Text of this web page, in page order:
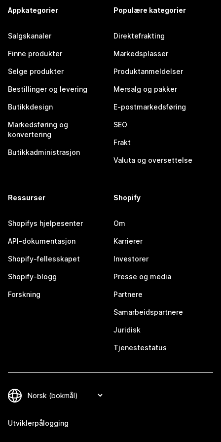
Appkategorier
Salgskanaler
Finne produkter
Selge produkter
Bestillinger og levering
Butikkdesign
Markedsføring og
konvertering
Butikkadministrasjon
Populære kategorier
Direktefrakting
Markedsplasser
Produktanmeldelser
Mersalg og pakker
E-postmarkedsføring
SEO
Frakt
Valuta og oversettelse
Ressurser
Shopifys hjelpesenter
API-dokumentasjon
Shopify-fellesskapet
Shopify-blogg
Forskning
Shopify
Om
Karrierer
Investorer
Presse og media
Partnere
Samarbeidspartnere
Juridisk
Tjenestestatus
Utviklerpålogging